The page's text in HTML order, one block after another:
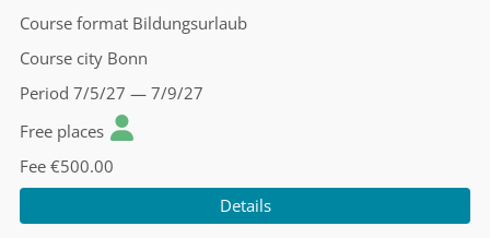
Course format Bildungsurlaub
Course city Bonn
Period 7/5/27 — 7/9/27
Free places
Fee €500.00
Details